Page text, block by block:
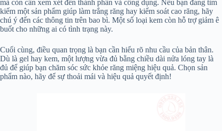
mà còn cần xem xét đến thành phần và công dụng. Nếu bạn đang tìm
kiếm một sản phẩm giúp làm trắng răng hay kiểm soát cao răng, hãy
chú ý đến các thông tin trên bao bì. Một số loại kem còn hỗ trợ giảm ê
buốt cho những ai có tình trạng này.
Cuối cùng, điều quan trọng là bạn cần hiểu rõ nhu cầu của bản thân.
Dù là gel hay kem, một lượng vừa đủ bằng chiều dài nửa lóng tay là
đủ để giúp bạn chăm sóc sức khỏe răng miệng hiệu quả. Chọn sản
phẩm nào, hãy để sự thoải mái và hiệu quả quyết định!